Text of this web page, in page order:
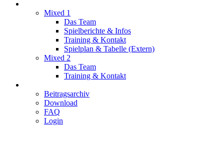
Mixed 1
Das Team
Spielberichte & Infos
Training & Kontakt
Spielplan & Tabelle (Extern)
Mixed 2
Das Team
Training & Kontakt
Beitragsarchiv
Download
FAQ
Login